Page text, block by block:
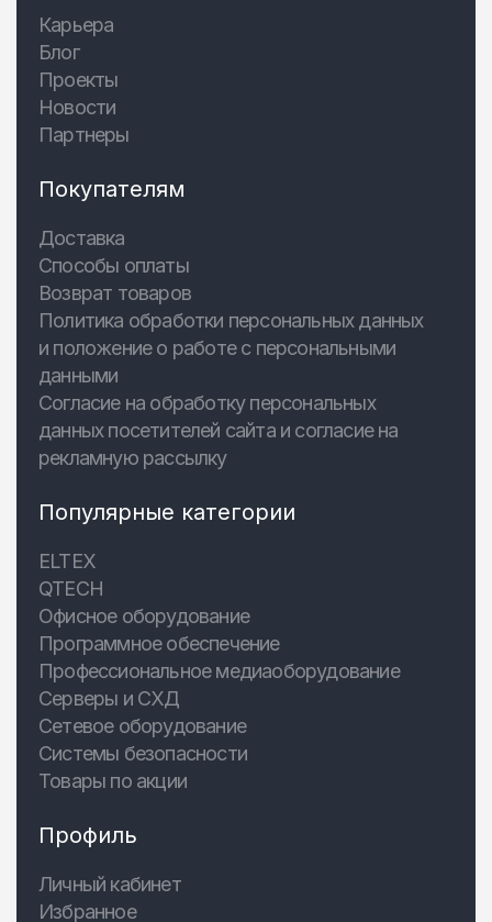
Карьера
Блог
Проекты
Новости
Партнеры
Покупателям
Доставка
Способы оплаты
Возврат товаров
Политика обработки персональных данных
и положение о работе с персональными
данными
Согласие на обработку персональных
данных посетителей сайта и согласие на
рекламную рассылку
Популярные категории
ELTEX
QTECH
Офисное оборудование
Программное обеспечение
Профессиональное медиаоборудование
Серверы и СХД
Сетевое оборудование
Системы безопасности
Товары по акции
Профиль
Личный кабинет
Избранное